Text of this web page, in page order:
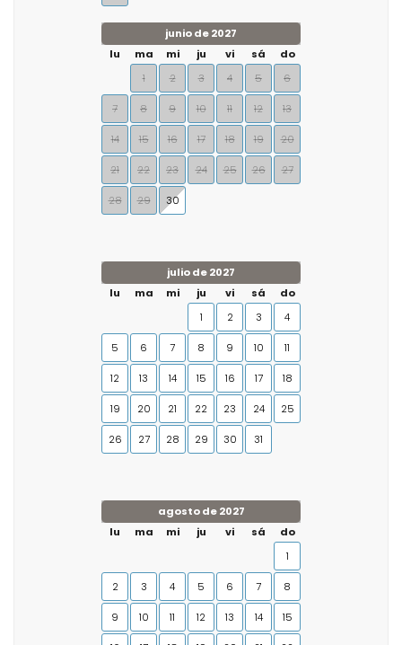
junio de 2027
lu
ma mi ju vi sá
do
1
2 3 4 5 6
7 8 9 10 11 12 13
14 15 16 17 18 19 20
21 22 23 24 25 26 27
28 29 30
julio de 2027
lu
ma mi ju vi sá
do
1
2 3 4
5 6 7 8 9 10 11
12 13 14 15 16 17 18
19 20 21 22 23 24 25
26 27 28 29 30 31
agosto de 2027
lu
ma mi ju vi sá
do
1
2 3 4 5 6 7 8
9 10 11 12 13 14 15